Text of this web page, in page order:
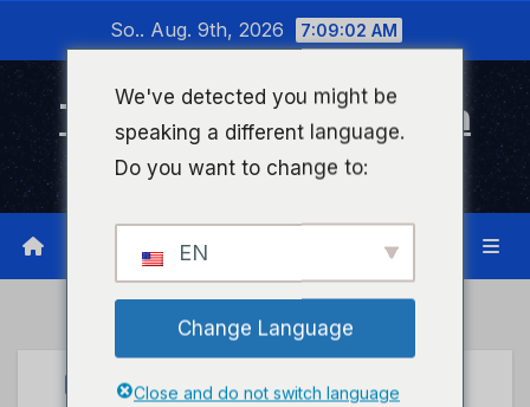
wechseln
So.. Aug. 9th, 2026 7:09:02 AM
Timeline Bad Kreuznach
Infonetzwerk für Bad Kreuznach
UNCATEGORIZED
We've detected you might be
speaking a different language.
Do you want to change to:
EN
Change Language
Close and do not switch language